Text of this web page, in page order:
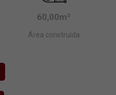
60,00m²
Área construída